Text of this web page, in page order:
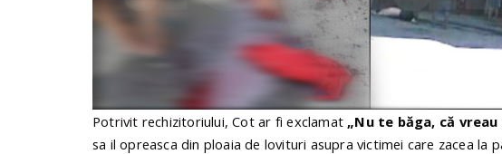
Potrivit rechizitoriului, Cot ar fi exclamat „Nu te băga, că
sa il opreasca din ploaia de lovituri asupra victimei care zacea la